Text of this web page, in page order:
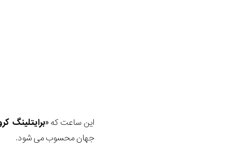
این ساعت که «برایتلینگ
جهان محسوب می شود.